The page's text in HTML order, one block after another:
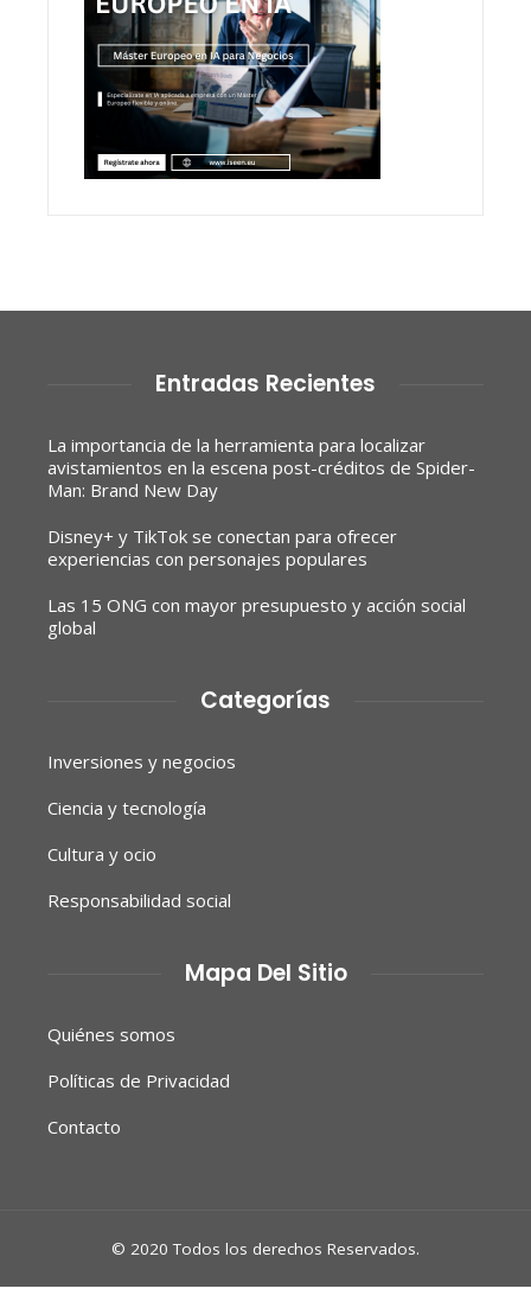
Entradas Recientes
La importancia de la herramienta para localizar
avistamientos en la escena post-créditos de Spider-
Man: Brand New Day
Disney+ y TikTok se conectan para ofrecer
experiencias con personajes populares
Las 15 ONG con mayor presupuesto y acción social
global
Categorías
Inversiones y negocios
Ciencia y tecnología
Cultura y ocio
Responsabilidad social
Mapa Del Sitio
Quiénes somos
Políticas de Privacidad
Contacto
© 2020 Todos los derechos Reservados.